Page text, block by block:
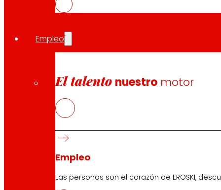
Empleo
El talento nuestro motor
Empleo
Las personas son el corazón de EROSKI,